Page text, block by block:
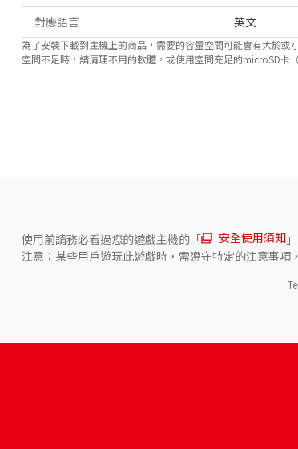
對應語言
英文
為了安裝下載到主機上的商品，需要的容量空間可能會有大於或
空間不足時，請清理不用的軟體，或使用空間充足的microSD卡
使用前請務必看過您的遊戲主機的「 安全使用須知
注意：某些用戶遊玩此遊戲時，需遵守特定的注意事項